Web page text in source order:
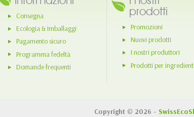
Consegna
Ecologia & Imballaggi
Pagamento sicuro
Programma fedeltà
Domande frequenti
prodotti
Promozioni
Nuovi prodotti
I nostri produttori
Prodotti per ingredienti
Copyright © 2026 -